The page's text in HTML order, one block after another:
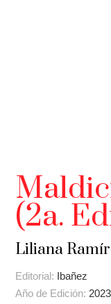
(2a.
Liliana
Editorial: Ibañez
Año de Edición: 2023